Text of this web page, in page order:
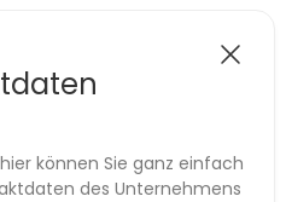
können Sie ganz einfach
des Unternehmens